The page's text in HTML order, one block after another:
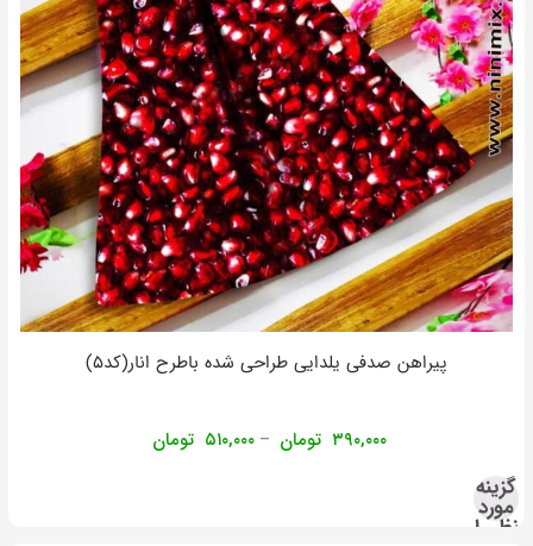
پیراهن صدفی یلدایی طراحی شده باطرح انار(کد۵)
۳۹۰,۰۰۰ تومان – ۵۱۰,۰۰۰ تومان
گزینه
مورد
نظر را